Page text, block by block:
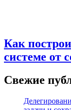
Как
системе от
Свежие